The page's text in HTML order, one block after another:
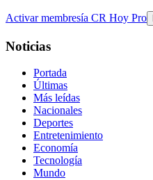
Activar membresía CR Hoy Pro
Noticias
Portada
Últimas
Más leídas
Nacionales
Deportes
Entretenimiento
Economía
Tecnología
Mundo